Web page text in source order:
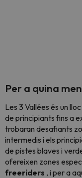
Per a quina
Les 3 Vallées és un
de principiants fins a
trobaran desafiants
intermedis i els
de pistes blaves i
ofereixen zones
freeriders , i per a